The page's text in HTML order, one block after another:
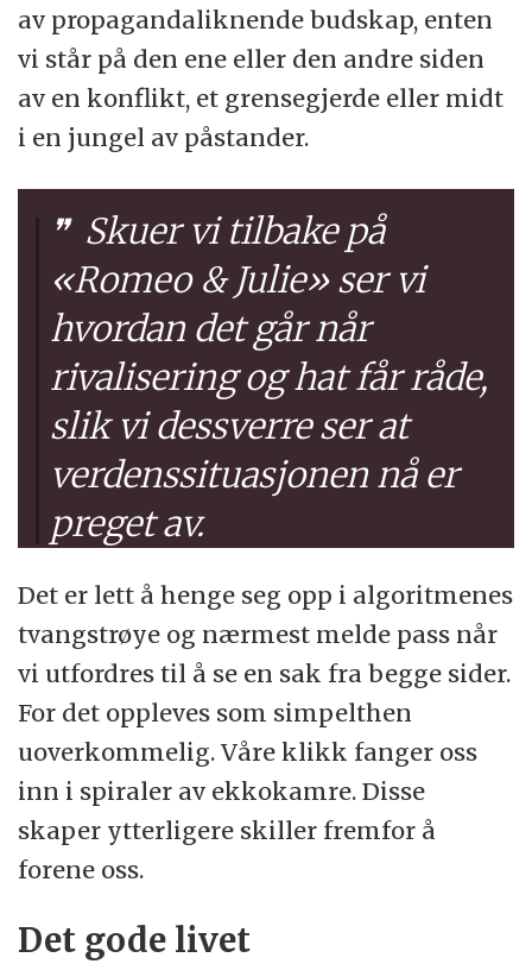
av propagandaliknende budskap, enten
vi står på den ene eller den andre siden
av en konflikt, et grensegjerde eller midt
i en jungel av påstander.
Skuer vi tilbake på
«Romeo & Julie» ser vi
hvordan det går når
rivalisering og hat får råde,
slik vi dessverre ser at
verdenssituasjonen nå er
preget av.
Det er lett å henge seg opp i algoritmenes
tvangstrøye og nærmest melde pass når
vi utfordres til å se en sak fra begge sider.
For det oppleves som simpelthen
uoverkommelig. Våre klikk fanger oss
inn i spiraler av ekkokamre. Disse
skaper ytterligere skiller fremfor å
forene oss.
Det gode livet